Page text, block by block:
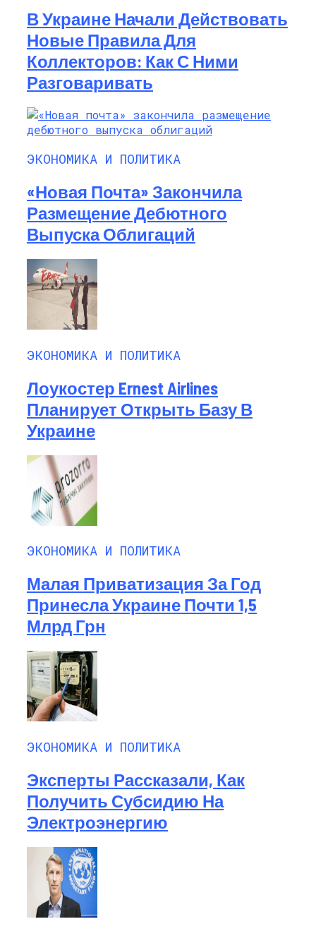
В Украине Начали Действовать
Новые Правила Для
Коллекторов: Как С Ними
Разговаривать
ЭКОНОМИКА И ПОЛИТИКА
«Новая Почта» Закончила
Размещение Дебютного
Выпуска Облигаций
ЭКОНОМИКА И ПОЛИТИКА
Лоукостер Ernest Airlines
Планирует Открыть Базу В
Украине
ЭКОНОМИКА И ПОЛИТИКА
Малая Приватизация За Год
Принесла Украине Почти 1,5
Млрд Грн
ЭКОНОМИКА И ПОЛИТИКА
Эксперты Рассказали, Как
Получить Субсидию На
Электроэнергию